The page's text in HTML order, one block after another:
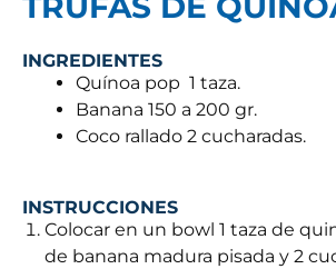
INGREDIENTES
Quínoa pop 1 taza.
Banana 150 a 200 gr.
Coco rallado 2 cucharadas.
INSTRUCCIONES
Colocar en un bowl 1 taza de
de banana madura pisada y 2